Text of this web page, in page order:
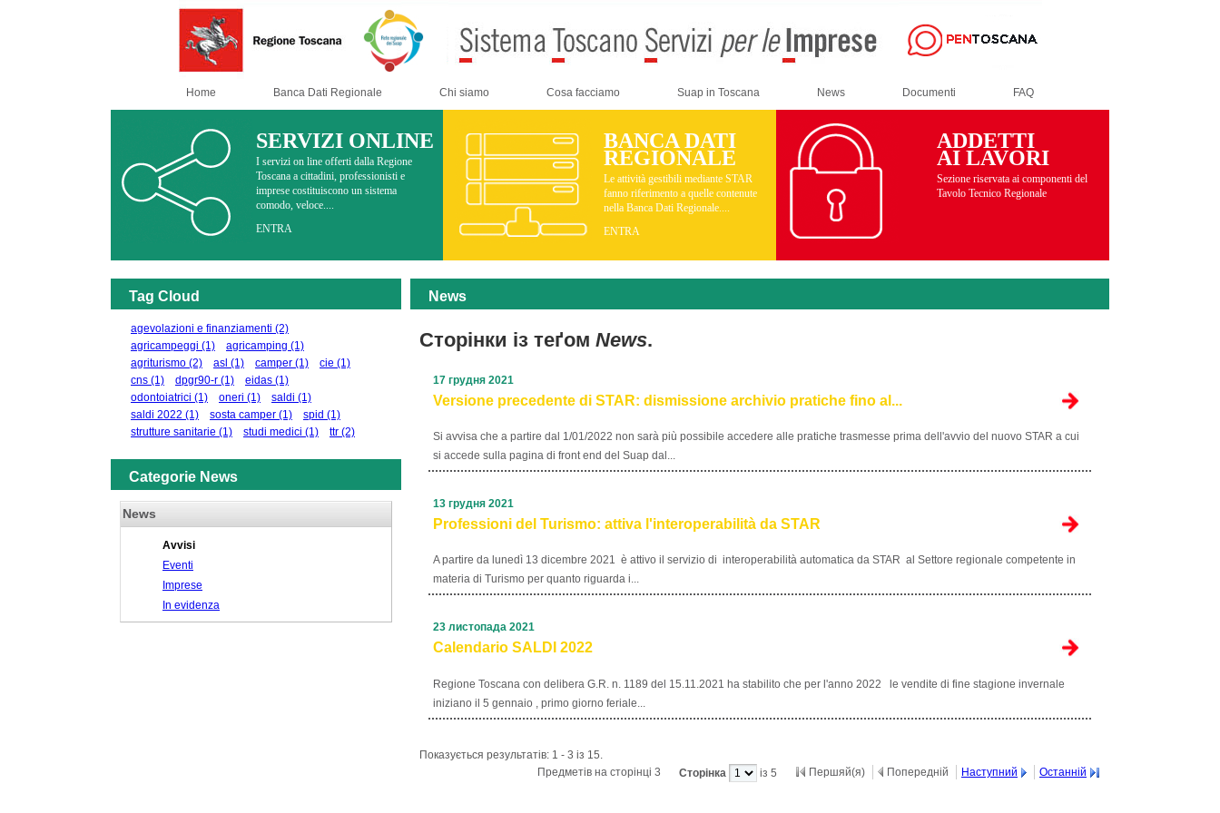
Home Banca Dati Regionale Chi siamo Cosa facciamo Suap in Toscana News Documenti FAQ
ADDETTI
AI LAVORI
Sezione riservata ai componenti del
Tavolo Tecnico Regionale
SERVIZI ONLINE
I servizi on line offerti dalla Regione
Toscana a cittadini, professionisti e
imprese costituiscono un sistema
comodo, veloce....
ENTRA
BANCA DATI
REGIONALE
Le attività gestibili mediante STAR
fanno riferimento a quelle contenute
nella Banca Dati Regionale....
ENTRA
Tag Cloud
agevolazioni e finanziamenti (2)
agricampeggi (1) agricamping (1)
agriturismo (2) asl (1) camper (1) cie (1)
cns (1) dpgr90-r (1) eidas (1)
odontoiatrici (1) oneri (1) saldi (1)
saldi 2022 (1) sosta camper (1) spid (1)
strutture sanitarie (1) studi medici (1) ttr (2)
Categorie News
News
Avvisi
Eventi
Imprese
In evidenza
News
Сторінки із теґом News.
Versione precedente di STAR: dismissione archivio pratiche fino al...
Si avvisa che a partire dal 1/01/2022 non sarà più possibile accedere alle pratiche trasmesse prima dell'avvio del nuovo STAR a cui
si accede sulla pagina di front end del Suap dal...
17 грудня 2021
Professioni del Turismo: attiva l'interoperabilità da STAR
A partire da lunedì 13 dicembre 2021 è attivo il servizio di interoperabilità automatica da STAR al Settore regionale competente in
materia di Turismo per quanto riguarda i...
13 грудня 2021
Calendario SALDI 2022
Regione Toscana con delibera G.R. n. 1189 del 15.11.2021 ha stabilito che per l'anno 2022 le vendite di fine stagione invernale
iniziano il 5 gennaio , primo giorno feriale...
23 листопада 2021
Показується результатів: 1 - 3 із 15.
Предметів на сторінці 3
Сторінка із 5 Першяй(я) Попередній Наступний Останній